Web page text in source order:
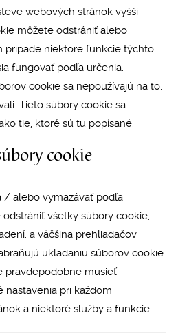
webových stránok vyšší
môžete odstrániť alebo
prípade niektoré funkcie týchto
fungovať podľa určenia.
cookie sa nepoužívajú na to,
Tieto súbory cookie sa
tie, ktoré sú tu popísané.
cookie
/ alebo vymazávať podľa
všetky súbory cookie,
a väčšina prehliadačov
ukladaniu súborov cookie.
pravdepodobne musieť
nastavenia pri každom
a niektoré služby a funkcie